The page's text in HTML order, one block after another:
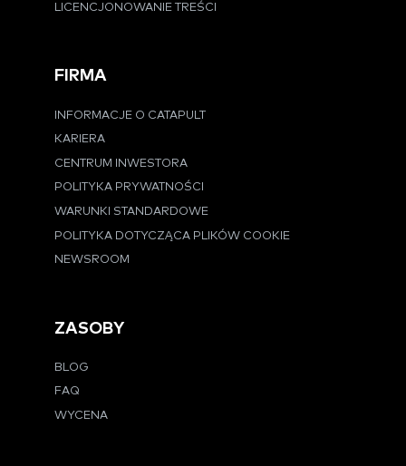
LICENCJONOWANIE TREŚCI
FIRMA
INFORMACJE O CATAPULT
KARIERA
CENTRUM INWESTORA
POLITYKA PRYWATNOŚCI
WARUNKI STANDARDOWE
POLITYKA DOTYCZĄCA PLIKÓW COOKIE
NEWSROOM
ZASOBY
BLOG
FAQ
WYCENA